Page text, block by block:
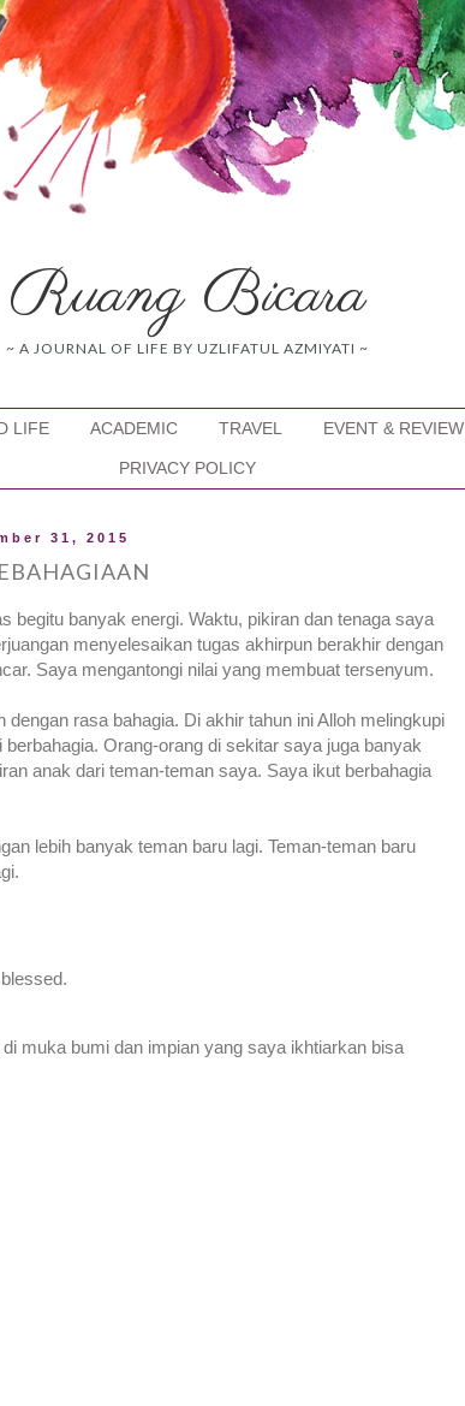
Ruang Bicara
~ A JOURNAL OF LIFE BY UZLIFATUL AZMIYATI ~
LIFE ACADEMIC TRAVEL EVENT & REVIEW
PRIVACY POLICY
31, 2015
begitu banyak energi. Waktu, pikiran dan tenaga saya
menyelesaikan tugas akhirpun berakhir dengan
Saya mengantongi nilai yang membuat tersenyum.
rasa bahagia. Di akhir tahun ini Alloh melingkupi
Orang-orang di sekitar saya juga banyak
anak dari teman-teman saya. Saya ikut berbahagia
lebih banyak teman baru lagi. Teman-teman baru
muka bumi dan impian yang saya ikhtiarkan bisa